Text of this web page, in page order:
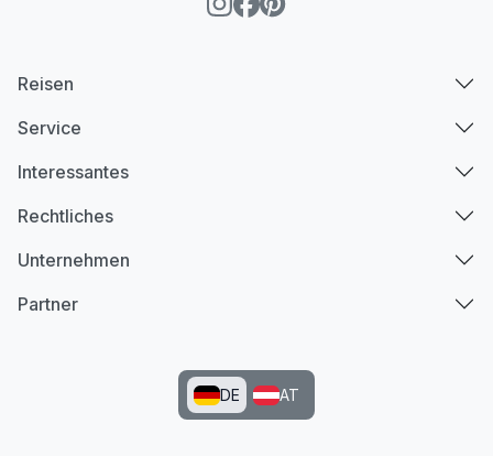
Reisen
Service
Interessantes
Rechtliches
Unternehmen
Partner
DE AT